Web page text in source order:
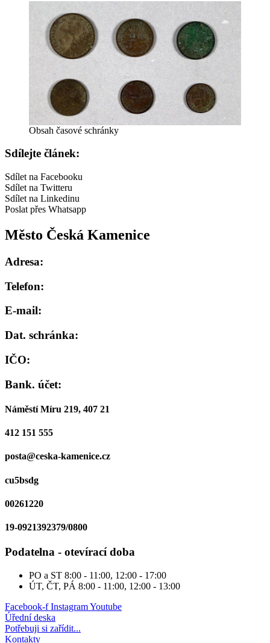
Obsah časové schránky
Sdílejte článek:
Sdílet na Facebooku
Sdílet na Twitteru
Sdílet na Linkedinu
Poslat přes Whatsapp
Město Česká Kamenice
Adresa:
Telefon:
E-mail:
Dat. schránka:
IČO:
Bank. účet:
Náměstí Míru 219, 407 21
412 151 555
posta@ceska-kamenice.cz
cu5bsdg
00261220
19-0921392379/0800
Podatelna - otevírací doba
PO a ST 8:00 - 11:00, 12:00 - 17:00
ÚT, ČT, PÁ 8:00 - 11:00, 12:00 - 13:00
Facebook-f InstagramYoutube
Úřední deska
Potřebuji si zařídit...
Kontakty